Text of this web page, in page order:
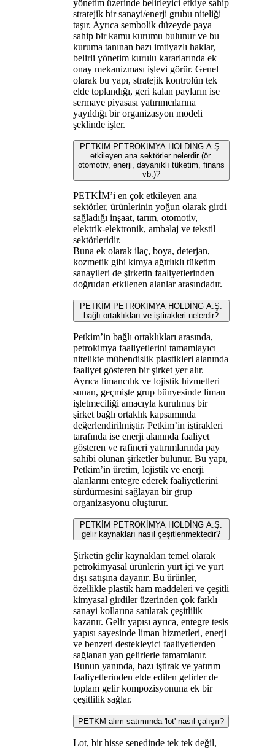
yönetim üzerinde belirleyici etkiye sahip
stratejik bir sanayi/enerji grubu niteliği
taşır. Ayrıca sembolik düzeyde paya
sahip bir kamu kurumu bulunur ve bu
kuruma tanınan bazı imtiyazlı haklar,
belirli yönetim kurulu kararlarında ek
onay mekanizması işlevi görür. Genel
olarak bu yapı, stratejik kontrolün tek
elde toplandığı, geri kalan payların ise
sermaye piyasası yatırımcılarına
yayıldığı bir organizasyon modeli
şeklinde işler.
PETKİM PETROKİMYA HOLDİNG A.Ş.
etkileyen ana sektörler nelerdir (ör.
otomotiv, enerji, dayanıklı tüketim, finans
vb.)?
PETKİM’i en çok etkileyen ana
sektörler, ürünlerinin yoğun olarak girdi
sağladığı inşaat, tarım, otomotiv,
elektrik-elektronik, ambalaj ve tekstil
sektörleridir.
Buna ek olarak ilaç, boya, deterjan,
kozmetik gibi kimya ağırlıklı tüketim
sanayileri de şirketin faaliyetlerinden
doğrudan etkilenen alanlar arasındadır.
PETKİM PETROKİMYA HOLDİNG A.Ş.
bağlı ortaklıkları ve iştirakleri nelerdir?
Petkim’in bağlı ortaklıkları arasında,
petrokimya faaliyetlerini tamamlayıcı
nitelikte mühendislik plastikleri alanında
faaliyet gösteren bir şirket yer alır.
Ayrıca limancılık ve lojistik hizmetleri
sunan, geçmişte grup bünyesinde liman
işletmeciliği amacıyla kurulmuş bir
şirket bağlı ortaklık kapsamında
değerlendirilmiştir. Petkim’in iştirakleri
tarafında ise enerji alanında faaliyet
gösteren ve rafineri yatırımlarında pay
sahibi olunan şirketler bulunur. Bu yapı,
Petkim’in üretim, lojistik ve enerji
alanlarını entegre ederek faaliyetlerini
sürdürmesini sağlayan bir grup
organizasyonu oluşturur.
PETKİM PETROKİMYA HOLDİNG A.Ş.
gelir kaynakları nasıl çeşitlenmektedir?
Şirketin gelir kaynakları temel olarak
petrokimyasal ürünlerin yurt içi ve yurt
dışı satışına dayanır. Bu ürünler,
özellikle plastik ham maddeleri ve çeşitli
kimyasal girdiler üzerinden çok farklı
sanayi kollarına satılarak çeşitlilik
kazanır. Gelir yapısı ayrıca, entegre tesis
yapısı sayesinde liman hizmetleri, enerji
ve benzeri destekleyici faaliyetlerden
sağlanan yan gelirlerle tamamlanır.
Bunun yanında, bazı iştirak ve yatırım
faaliyetlerinden elde edilen gelirler de
toplam gelir kompozisyonuna ek bir
çeşitlilik sağlar.
PETKM alım-satımında 'lot' nasıl çalışır?
Lot, bir hisse senedinde tek tek değil,